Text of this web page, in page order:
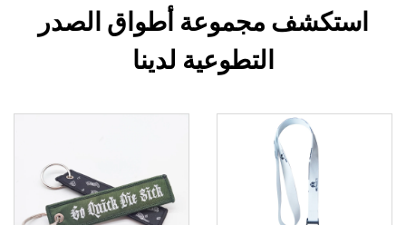
استكشف مجموعة أطواق الصدر
التطوعية لدينا